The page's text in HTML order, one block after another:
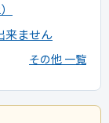
来ません
その他 一覧